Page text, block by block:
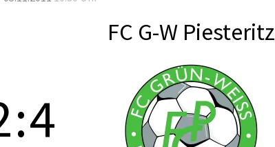
FC G-W Piesteritz
:4